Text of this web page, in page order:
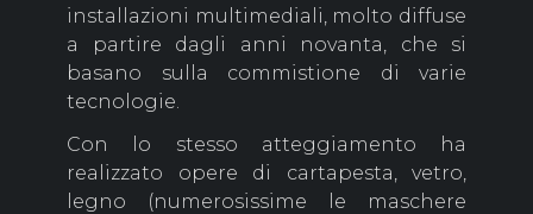
installazioni multimediali, molto diffuse
a partire dagli anni novanta, che si
basano sulla commistione di varie
tecnologie.
Con lo stesso atteggiamento ha
realizzato opere di cartapesta, vetro,
legno (numerosissime le maschere